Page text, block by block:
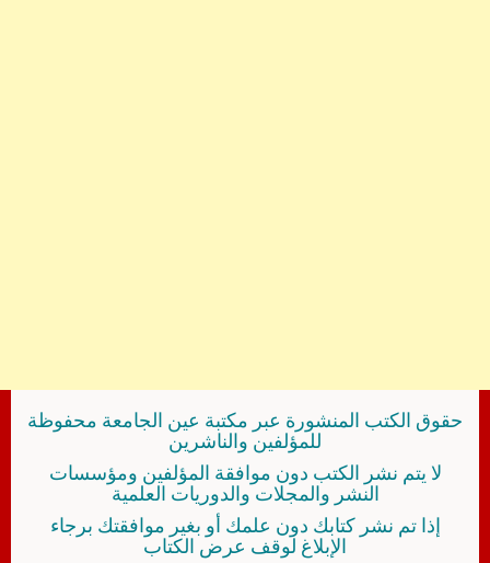
حقوق الكتب المنشورة عبر مكتبة عين الجامعة محفوظة
للمؤلفين والناشرين
لا يتم نشر الكتب دون موافقة المؤلفين ومؤسسات
النشر والمجلات والدوريات العلمية
إذا تم نشر كتابك دون علمك أو بغير موافقتك برجاء
الإبلاغ لوقف عرض الكتاب